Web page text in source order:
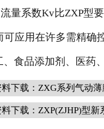
量系数Kv比ZXP型
可应用在许多需精确
食品添加剂、医药